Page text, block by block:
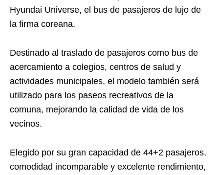
Hyundai Universe, el bus de pasajeros de lujo de
la firma coreana.
Destinado al traslado de pasajeros como bus de
acercamiento a colegios, centros de salud y
actividades municipales, el modelo también será
utilizado para los paseos recreativos de la
comuna, mejorando la calidad de vida de los
vecinos.
Elegido por su gran capacidad de 44+2 pasajeros,
comodidad incomparable y excelente rendimiento,